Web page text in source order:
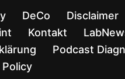
DeCo Disclaimer
Kontakt
Podcast